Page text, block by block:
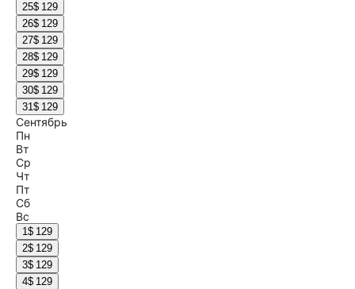
25$ 129
26$ 129
27$ 129
28$ 129
29$ 129
30$ 129
31$ 129
Сентябрь
Пн
Вт
Ср
Чт
Пт
Сб
Вс
1$ 129
2$ 129
3$ 129
4$ 129